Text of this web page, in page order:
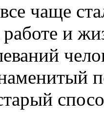
чаще
и